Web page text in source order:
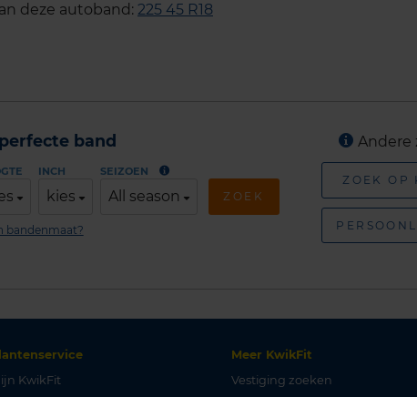
deze autoband: 225 45 R18
band
INCH
kies
SEIZOEN
All season ZOEK
bandenmaat?
Andere
ZOEK OP
KwikFit
Meer KwikFit
Vestiging zoeken